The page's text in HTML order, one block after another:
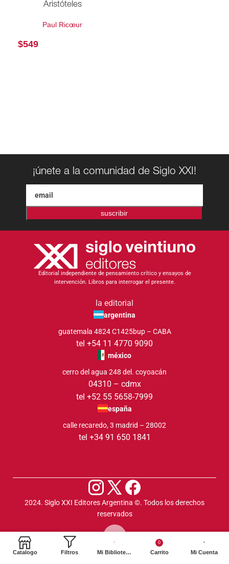
Aristóteles
Paul Ricœur
$549
¡únete a la comunidad de Siglo XXI!
suscribir
Editorial independiente de pensamiento crítico y ensayos de
intervención. Libros para interrogar el presente.
la editorial
argentina
guatemala 4824 C1425bup – CABA
tel +54 11 4770 9090
méxico
cerro del agua 248 del. coyoacán
04310 – cdmx
tel +52 55 5658-7999
españa
calle recaredo, 3 madrid – 28002
tel +34 91 650 1841
2024. Siglo XXI Editores Argentina ©️. Todos los derechos
reservados
Catalogo Filtros Mi Biblioteca
0
Carrito Mi Cuenta